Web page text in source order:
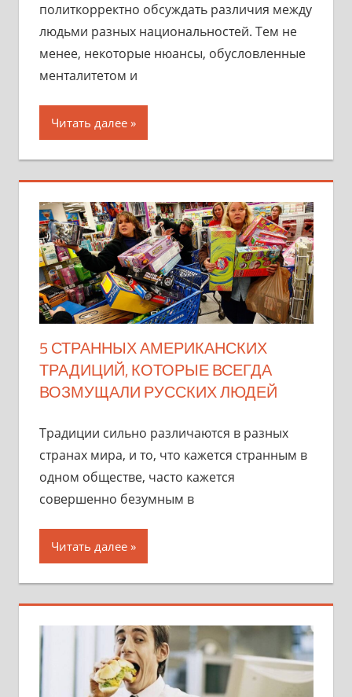
политкорректно обсуждать различия между
людьми разных национальностей. Тем не
менее, некоторые нюансы, обусловленные
менталитетом и
Читать далее
5 СТРАННЫХ АМЕРИКАНСКИХ
ТРАДИЦИЙ, КОТОРЫЕ ВСЕГДА
ВОЗМУЩАЛИ РУССКИХ ЛЮДЕЙ
Традиции сильно различаются в разных
странах мира, и то, что кажется странным в
одном обществе, часто кажется
совершенно безумным в
Читать далее